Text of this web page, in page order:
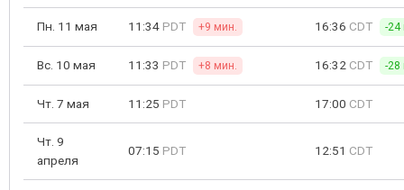
Пн. 11 мая 11:34 PDT +9 мин. 16:36 CDT -24
Вс. 10 мая 11:33 PDT +8 мин. 16:32 CDT -28
Чт. 7 мая 11:25 PDT 17:00 CDT
Чт. 9
апреля
07:15 PDT 12:51 CDT